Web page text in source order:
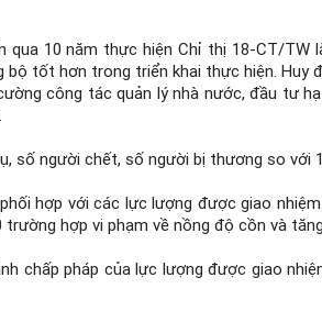
qua 10 năm thực hiện Chỉ thị 18-CT/
tốt hơn trong triển khai thực hiện.
công tác quản lý nhà nước, đầu tư
số người chết, số người bị thương so
hợp với các lực lượng được giao
trường hợp vi phạm về nồng độ cồn và
chấp pháp của lực lượng được giao